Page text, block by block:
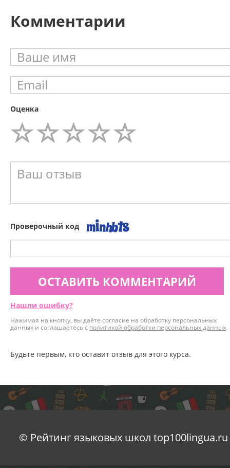
Комментарии
Оценка
Проверочный код
ОСТАВИТЬ КОММЕНТАРИЙ
Нашли ошибку?
Нажимая на кнопку, вы даёте согласие на обработку персональных
данных и соглашаетесь с политикой обработки персональных данных.
Будьте первым, кто оставит отзыв для этого курса.
© Рейтинг языковых школ top100lingua.ru